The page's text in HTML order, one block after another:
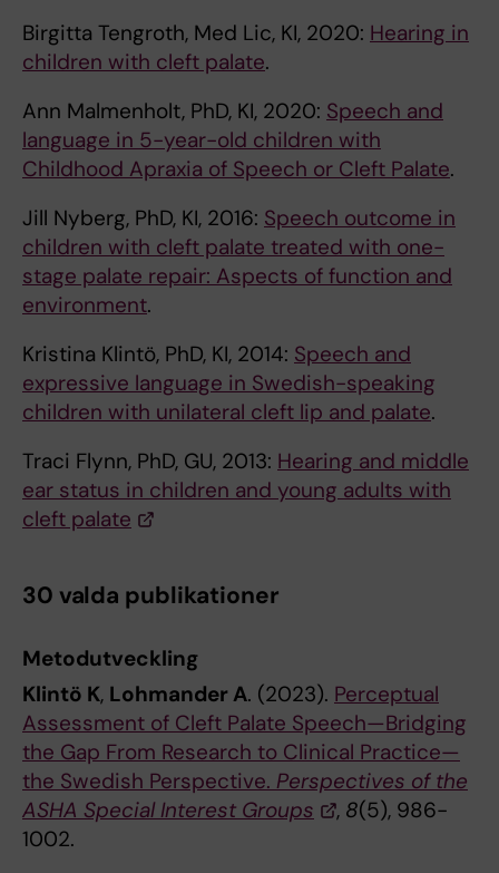
Birgitta Tengroth, Med Lic, KI, 2020: Hearing in
children with cleft palate.
Ann Malmenholt, PhD, KI, 2020: Speech and
language in 5-year-old children with
Childhood Apraxia of Speech or Cleft Palate.
Jill Nyberg, PhD, KI, 2016: Speech outcome in
children with cleft palate treated with one-
stage palate repair: Aspects of function and
environment.
Kristina Klintö, PhD, KI, 2014: Speech and
expressive language in Swedish-speaking
children with unilateral cleft lip and palate.
Traci Flynn, PhD, GU, 2013: Hearing and middle
ear status in children and young adults with
cleft palate
30 valda publikationer
Metodutveckling
Klintö K, Lohmander A. (2023). Perceptual
Assessment of Cleft Palate Speech—Bridging
the Gap From Research to Clinical Practice—
the Swedish Perspective. Perspectives of the
ASHA Special Interest Groups
, 8(5), 986-
1002.